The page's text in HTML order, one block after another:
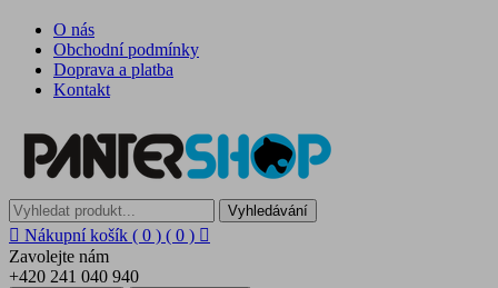
O nás
Obchodní podmínky
Doprava a platba
Kontakt
Vyhledávání
 Nákupní košík ( 0 ) ( 0 ) 
Zavolejte nám
+420 241 040 940